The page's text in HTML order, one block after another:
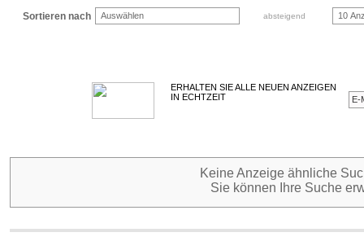
Sortieren nach Auswählen absteigend 10
ERHALTEN SIE ALLE NEUEN ANZEIGEN
IN ECHTZEIT
Keine Anzeige ähnliche
Sie können Ihre Suche